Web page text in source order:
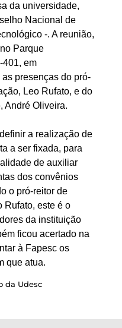
da universidade,
Nacional de
-. A reunião,
Parque
401, em
presenças do pró-
Leo Rufato, e do
André Oliveira.
a realização de
a ser fixada, para
de auxiliar
dos convênios
o pró-reitor de
Rufato, este é o
da instituição
ficou acertado na
à Fapesc os
que atua.
da Udesc